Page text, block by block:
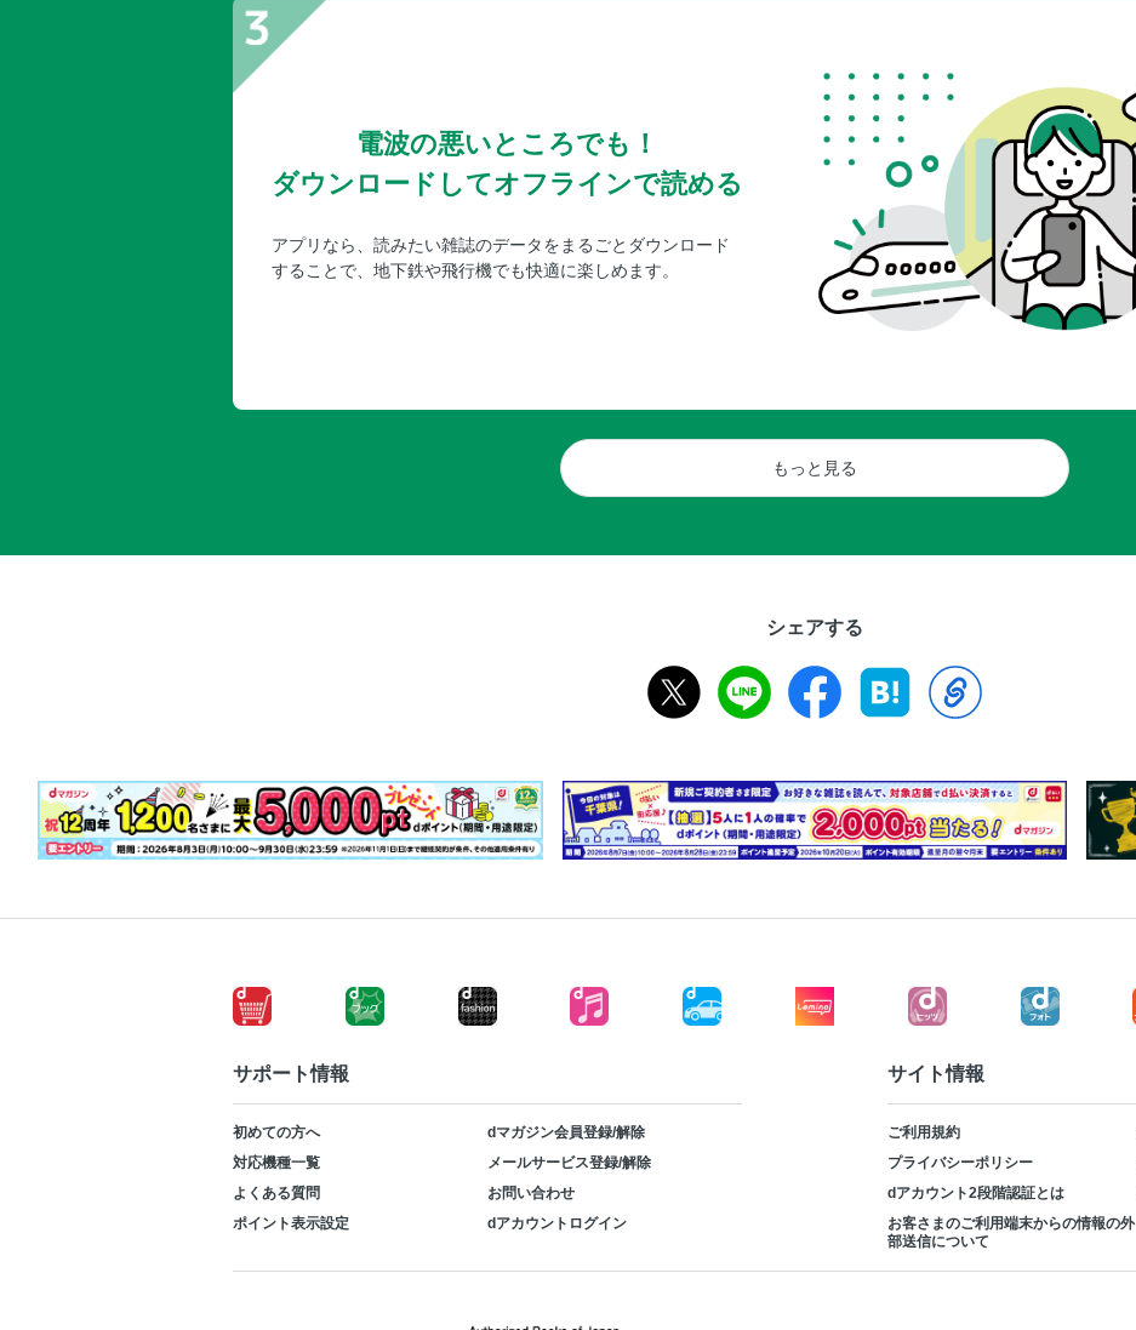
電波の悪いところでも！
ダウンロードしてオフラインで読める
アプリなら、読みたい雑誌のデータをまるごとダウンロード
することで、地下鉄や飛行機でも快適に楽しめます。
もっと見る
シェアする
サポート情報
初めての方へ
dマガジン会員登録/解除
対応機種一覧
メールサービス登録/解除
よくある質問
お問い合わせ
ポイント表示設定
dアカウントログイン
サイト情報
ご利用規約
プライバシーポリシー
dアカウント2段階認証とは
お客さまのご利用端末からの情報の外
部送信について